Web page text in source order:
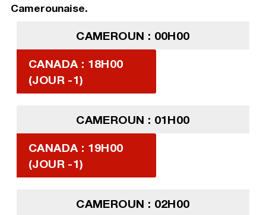
Camerounaise.
CAMEROUN : 00H00
CANADA : 18H00
(JOUR -1)
CAMEROUN : 01H00
CANADA : 19H00
(JOUR -1)
CAMEROUN : 02H00